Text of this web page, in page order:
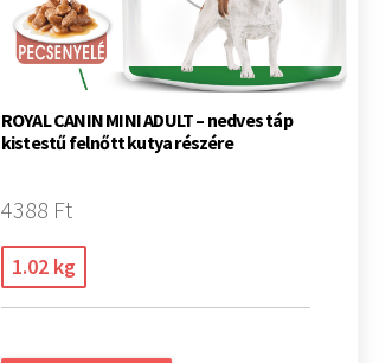
ROYAL CANIN MINI ADULT – nedves táp
kistestű felnőtt kutya részére
4388 Ft
1.02 kg